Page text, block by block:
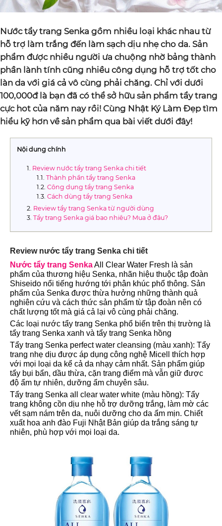
Nước tẩy trang Senka gồm nhiều loại khác nhau từ
hỗ trợ làm trắng đến làm sạch dịu nhẹ cho da. Sản
phẩm được nhiều người ưa chuộng nhờ bảng thành
phần lành tính cũng nhiều công dụng hỗ trợ tốt cho
làn da với giá cả vô cùng phải chăng. Chỉ với dưới
100,000đ là bạn đã có thể sở hữu sản phẩm tẩy trang
cực hot của năm nay rồi! Cùng Nhật Ký Làm Đẹp tìm
hiểu kỹ hơn về sản phẩm qua bài viết dưới đây!
Nội dung chính
Review nước tẩy trang Senka chi tiết
Thành phần tẩy trang Senka
Công dụng tẩy trang Senka
Cách dùng tẩy trang Senka
Review tẩy trang Senka từ người dùng
Tẩy trang Senka giá bao nhiêu? Mua ở đâu?
Review nước tẩy trang Senka chi tiết
Nước tẩy trang SenkaAll Clear Water Fresh là sản
phẩm của thương hiệu Senka, nhãn hiệu thuộc tập đoàn
Shiseido nổi tiếng hướng tới phân khúc phổ thông. Sản
phẩm của Senka được thừa hưởng những thành quả
nghiên cứu và cách thức sản phẩm từ tập đoàn nên có
chất lượng tốt mà giá cả lại vô cùng phải chăng.
Các loại nước tẩy trang Senka phổ biến trên thị trường là
tẩy trang Senka xanh và tẩy trang Senka hồng
Tẩy trang Senka perfect water cleansing (màu xanh): Tẩy
trang nhẹ dịu được áp dụng công nghệ Micell thích hợp
với mọi loại da kể cả da nhạy cảm nhất. Sản phẩm giúp
tẩy bụi bẩn, dầu thừa, cặn trang điểm mà vẫn giữ được
độ ẩm tự nhiên, dưỡng ẩm chuyên sâu.
Tẩy trang Senka all clear water white (màu hồng): Tẩy
trang không cồn dịu nhẹ hỗ trợ dưỡng trắng, làm mờ các
vết sạm nám trên da, nuôi dưỡng cho da ẩm mịn. Chiết
xuất hoa anh đào Fuji Nhật Bản giúp da trắng sáng tự
nhiên, phù hợp với mọi loại da.